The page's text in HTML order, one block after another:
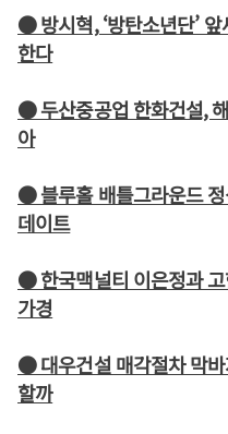
● 방시혁, ‘방탄소년단’
한다
● 두산중공업 한화건설,
아
● 블루홀 배틀그라운드
데이트
● 한국맥널티 이은정과
가경
● 대우건설 매각절차 막
할까